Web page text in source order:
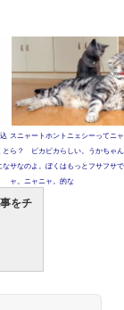
と
な
スニャートホントニェシーってニ
ら？ ピカピカらしい。うかちゃ
サなのよ。ぼくはもっとフサフサ
ャ。ニャニャ。的な
をチ